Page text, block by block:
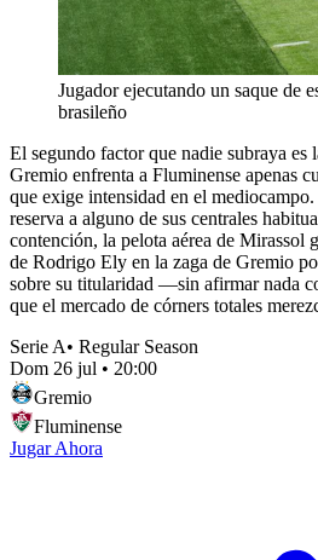
Jugador ejecutando un saque de
brasileño
El segundo factor que nadie subraya es
Gremio enfrenta a Fluminense apenas
que exige intensidad en el
reserva a alguno de sus centrales
contención, la pelota aérea de Mirassol
de Rodrigo Ely en la zaga de Gremio
sobre su titularidad —sin afirmar nada
que el mercado de córners totales
Serie A• Regular Season
Dom 26 jul • 20:00
Gremio
Fluminense
Jugar Ahora